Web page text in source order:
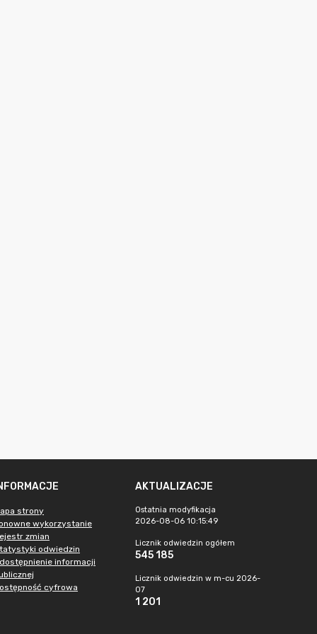
strony
wykorzystanie
zmian
odwiedzin
informacji
cyfrowa
AKTUALIZACJE
Ostatnia modyfikacja
2026-08-06 10:15:49
Licznik odwiedzin ogółem
545 185
Licznik odwiedzin w m-cu 2026-
07
1 201